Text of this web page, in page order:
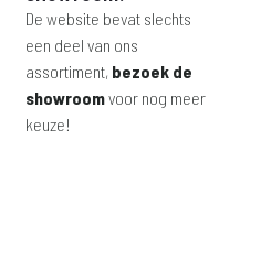
De website bevat slechts
een deel van ons
assortiment, bezoek de
showroomvoor nog meer
keuze!